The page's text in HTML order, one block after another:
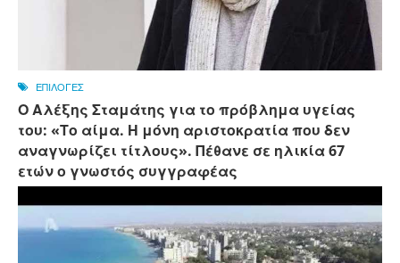
ΕΠΙΛΟΓΕΣ
Ο Αλέξης Σταμάτης για το πρόβλημα υγείας
του: «Το αίμα. Η μόνη αριστοκρατία που δεν
αναγνωρίζει τίτλους». Πέθανε σε ηλικία 67
ετών ο γνωστός συγγραφέας